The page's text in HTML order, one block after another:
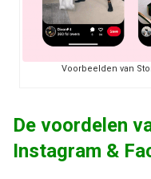
Voorbeelden van
De voordelen
Instagram &